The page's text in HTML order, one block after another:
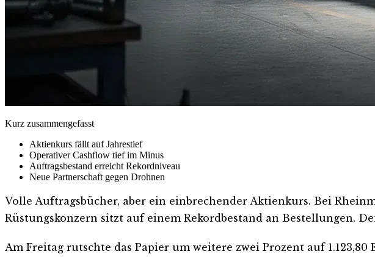
Kurz zusammengefasst
Aktienkurs fällt auf Jahrestief
Operativer Cashflow tief im Minus
Auftragsbestand erreicht Rekordniveau
Neue Partnerschaft gegen Drohnen
Volle Auftragsbücher, aber ein einbrechender Aktienkurs. Bei
Rüstungskonzern sitzt auf einem Rekordbestand an Bestellungen.
Am Freitag rutschte das Papier um weitere zwei Prozent auf